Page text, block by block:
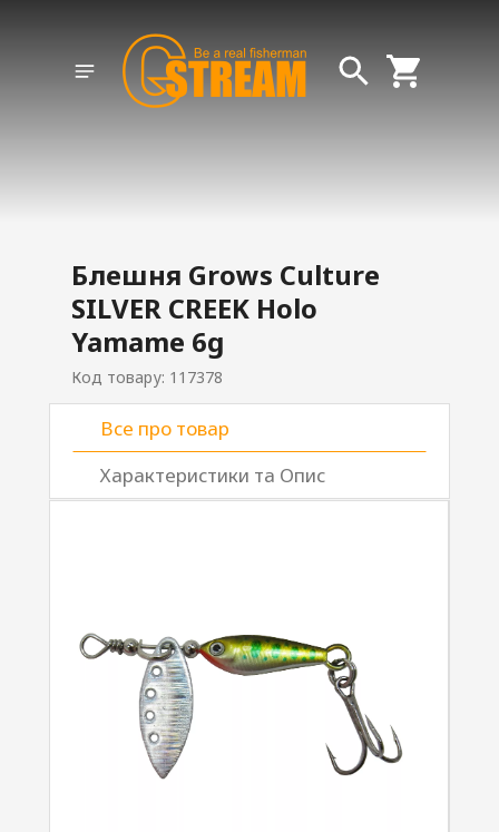
Блешня Grows Culture
SILVER CREEK Holo
Yamame 6g
Код товару: 117378
Все про товар
Характеристики та Опис